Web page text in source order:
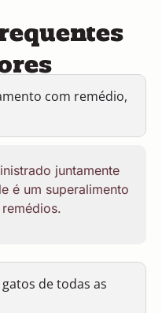
com remédio,
juntamente
é um superalimento
de todas as